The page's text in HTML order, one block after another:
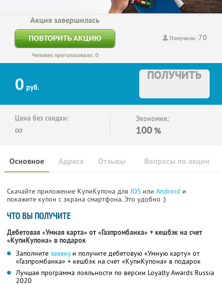
Получили: 70
Акция завершилась
ПОВТОРИТЬ АКЦИЮ
Человек проголосовало: 0
0 руб.
ПОЛУЧИТЬ
Цена без скидки:
∞
Экономия:
100 %
Основное Отзывы Вопросы по акции
Адреса
Скачайте приложение КупиКупона для IOS или Android и
покажите купон с экрана смартфона. Это удобно :)
ЧТО ВЫ ПОЛУЧИТЕ
Дебетовая «Умная карта» от «Газпромбанка» + кешбэк на счет
«КупиКупона» в подарок
Заполните заявкуи получите дебетовую «Умную карту» от
«Газпромбанка» + кешбэк на счет «КупиКупона» в подарок
Лучшая программа лояльности по версии Loyalty Awards Russia
2020